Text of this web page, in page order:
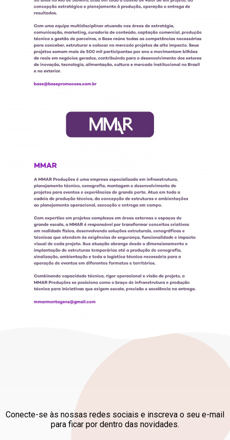
Conecte-se às nossas redes sociais e inscreva o seu e-mail
para ficar por dentro das novidades.